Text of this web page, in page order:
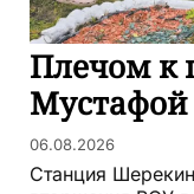
Плечом к
Мустафой
06.08.2026
Станция